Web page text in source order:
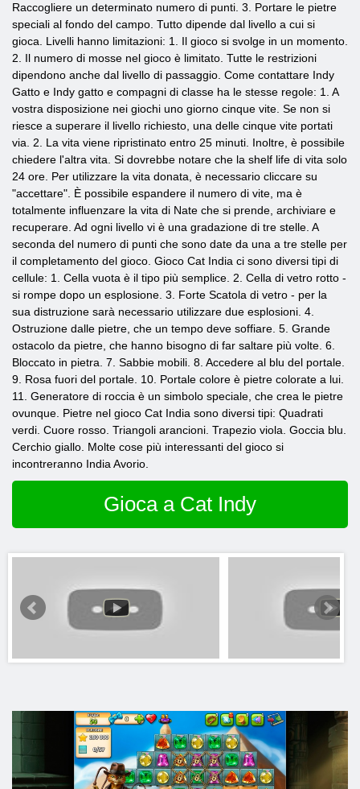
Raccogliere un determinato numero di punti. 3. Portare le pietre
speciali al fondo del campo. Tutto dipende dal livello a cui si
gioca. Livelli hanno limitazioni: 1. Il gioco si svolge in un momento.
2. Il numero di mosse nel gioco è limitato. Tutte le restrizioni
dipendono anche dal livello di passaggio. Come contattare Indy
Gatto e Indy gatto e compagni di classe ha le stesse regole: 1. A
vostra disposizione nei giochi uno giorno cinque vite. Se non si
riesce a superare il livello richiesto, una delle cinque vite portati
via. 2. La vita viene ripristinato entro 25 minuti. Inoltre, è possibile
chiedere l'altra vita. Si dovrebbe notare che la shelf life di vita solo
24 ore. Per utilizzare la vita donata, è necessario cliccare su
"accettare". È possibile espandere il numero di vite, ma è
totalmente influenzare la vita di Nate che si prende, archiviare e
recuperare. Ad ogni livello vi è una gradazione di tre stelle. A
seconda del numero di punti che sono date da una a tre stelle per
il completamento del gioco. Gioco Cat India ci sono diversi tipi di
cellule: 1. Cella vuota è il tipo più semplice. 2. Cella di vetro rotto -
si rompe dopo un esplosione. 3. Forte Scatola di vetro - per la
sua distruzione sarà necessario utilizzare due esplosioni. 4.
Ostruzione dalle pietre, che un tempo deve soffiare. 5. Grande
ostacolo da pietre, che hanno bisogno di far saltare più volte. 6.
Bloccato in pietra. 7. Sabbie mobili. 8. Accedere al blu del portale.
9. Rosa fuori del portale. 10. Portale colore è pietre colorate a lui.
11. Generatore di roccia è un simbolo speciale, che crea le pietre
ovunque. Pietre nel gioco Cat India sono diversi tipi: Quadrati
verdi. Cuore rosso. Triangoli arancioni. Trapezio viola. Goccia blu.
Cerchio giallo. Molte cose più interessanti del gioco si
incontreranno India Avorio.
Gioca a Cat Indy